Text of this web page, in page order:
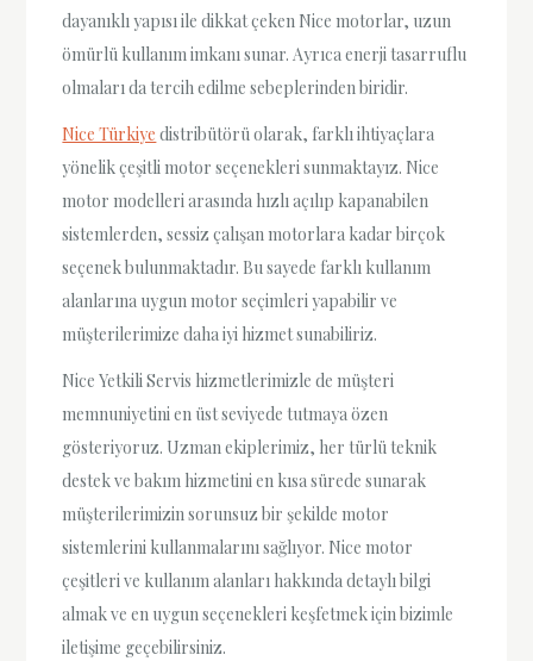
dayanıklı yapısı ile dikkat çeken Nice motorlar, uzun
ömürlü kullanım imkanı sunar. Ayrıca enerji tasarruflu
olmaları da tercih edilme sebeplerinden biridir.
Nice Türkiye distribütörü olarak, farklı ihtiyaçlara
yönelik çeşitli motor seçenekleri sunmaktayız. Nice
motor modelleri arasında hızlı açılıp kapanabilen
sistemlerden, sessiz çalışan motorlara kadar birçok
seçenek bulunmaktadır. Bu sayede farklı kullanım
alanlarına uygun motor seçimleri yapabilir ve
müşterilerimize daha iyi hizmet sunabiliriz.
Nice Yetkili Servis hizmetlerimizle de müşteri
memnuniyetini en üst seviyede tutmaya özen
gösteriyoruz. Uzman ekiplerimiz, her türlü teknik
destek ve bakım hizmetini en kısa sürede sunarak
müşterilerimizin sorunsuz bir şekilde motor
sistemlerini kullanmalarını sağlıyor. Nice motor
çeşitleri ve kullanım alanları hakkında detaylı bilgi
almak ve en uygun seçenekleri keşfetmek için bizimle
iletişime geçebilirsiniz.